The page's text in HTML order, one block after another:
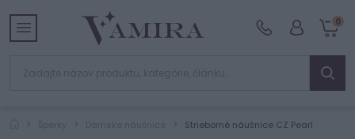
0
Strieborné náušnice CZ Pearl